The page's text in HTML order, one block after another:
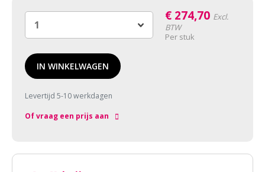
€ 274,70 Excl.
BTW
Per stuk
IN WINKELWAGEN
Levertijd 5-10 werkdagen
Of vraag een prijs aan